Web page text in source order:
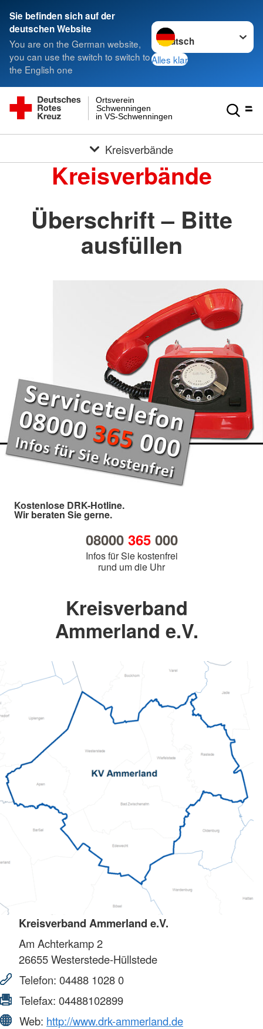
Sie befinden sich auf der
deutschen Website
You are on the German website,
you can use the switch to switch to
the English one
Sprache wechseln zu
Alles klar
in VS-Schwenningen
Schwenningen
Ortsverein
Kreisverbände
Kreisverbände
Überschrift – Bitte
ausfüllen
Kostenlose DRK-Hotline.
Wir beraten Sie gerne.
08000 365000
Infos für Sie kostenfrei
rund um die Uhr
Kreisverband
Ammerland e.V.
Kreisverband Ammerland e.V.
Am Achterkamp 2
26655Westerstede-Hüllstede
Telefon: 04488 1028 0
Telefax: 04488102899
Web: http://www.drk-ammerland.de